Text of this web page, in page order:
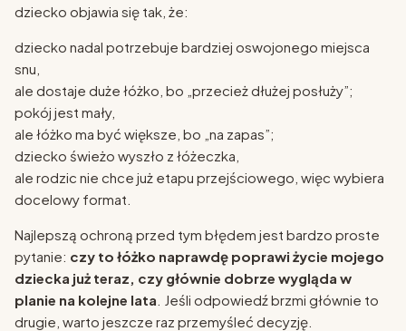
dziecko objawia się tak, że:
dziecko nadal potrzebuje bardziej oswojonego miejsca
snu,
ale dostaje duże łóżko, bo „przecież dłużej posłuży”;
pokój jest mały,
ale łóżko ma być większe, bo „na zapas”;
dziecko świeżo wyszło z łóżeczka,
ale rodzic nie chce już etapu przejściowego, więc wybiera
docelowy format.
Najlepszą ochroną przed tym błędem jest bardzo proste
pytanie: czy to łóżko naprawdę poprawi życie mojego
dziecka już teraz, czy głównie dobrze wygląda w
planie na kolejne lata . Jeśli odpowiedź brzmi głównie to
drugie, warto jeszcze raz przemyśleć decyzję.